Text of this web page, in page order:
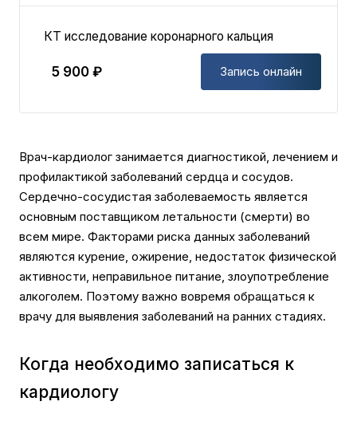
КТ исследование коронарного кальция
5 900 ₽ Запись онлайн
Врач-кардиолог занимается диагностикой, лечением и
профилактикой заболеваний сердца и сосудов.
Сердечно-сосудистая заболеваемость является
основным поставщиком летальности (смерти) во
всем мире. Факторами риска данных заболеваний
являются курение, ожирение, недостаток физической
активности, неправильное питание, злоупотребление
алкоголем. Поэтому важно вовремя обращаться к
врачу для выявления заболеваний на ранних стадиях.
Когда необходимо записаться к
кардиологу